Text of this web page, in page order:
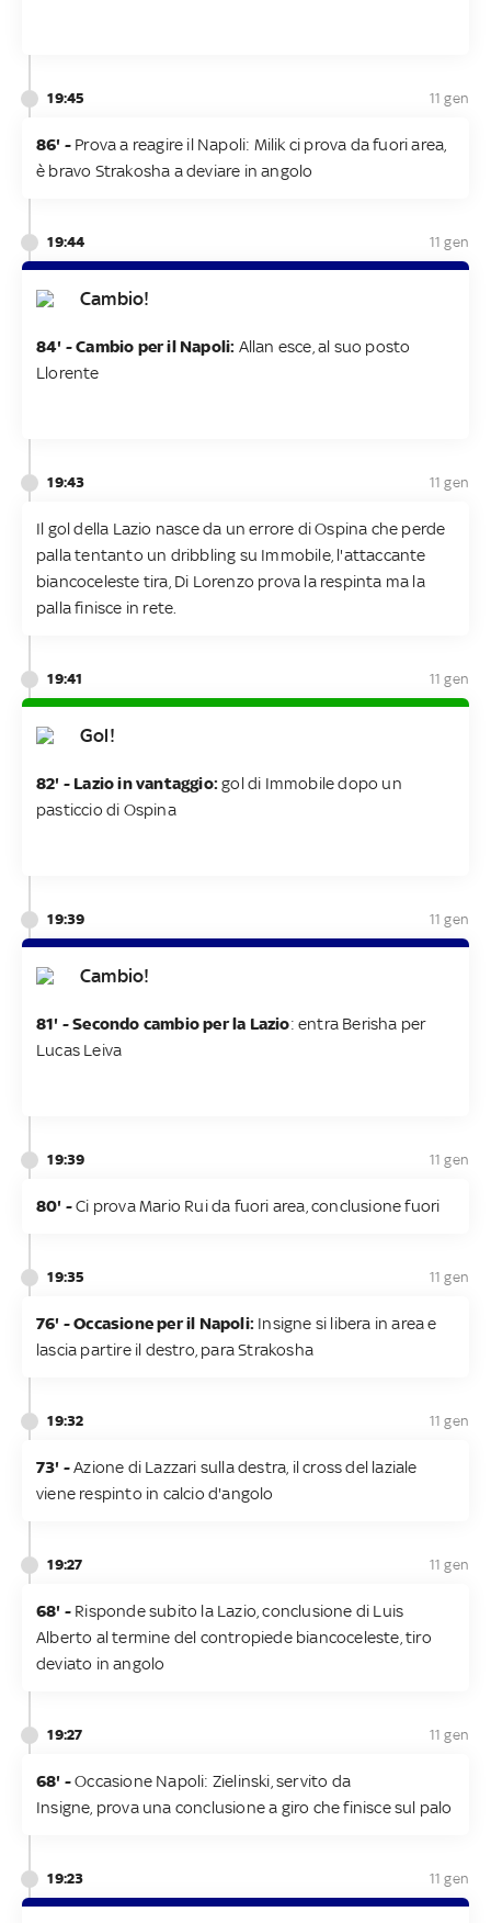
19:45 11 gen
86' - Prova a reagire il Napoli: Milik ci prova da fuori area,
è bravo Strakosha a deviare in angolo
19:44 11 gen
Cambio!
84' - Cambio per il Napoli: Allan esce, al suo posto
Llorente
19:43 11 gen
Il gol della Lazio nasce da un errore di Ospina che perde
palla tentanto un dribbling su Immobile, l'attaccante
biancoceleste tira, Di Lorenzo prova la respinta ma la
palla finisce in rete.
19:41 11 gen
Gol!
82' - Lazio in vantaggio: gol di Immobile dopo un
pasticcio di Ospina
19:39 11 gen
Cambio!
81' - Secondo cambio per la Lazio: entra Berisha per
Lucas Leiva
19:39 11 gen
80' -Ci prova Mario Rui da fuori area, conclusione fuori
19:35 11 gen
76' - Occasione per il Napoli: Insigne si libera in area e
lascia partire il destro, para Strakosha
19:32 11 gen
73' -Azione di Lazzari sulla destra, il cross del laziale
viene respinto in calcio d'angolo
19:27 11 gen
68' - Risponde subito la Lazio, conclusione di Luis
Alberto al termine del contropiede biancoceleste, tiro
deviato in angolo
19:27 11 gen
68' -Occasione Napoli: Zielinski, servito da
Insigne, prova una conclusione a giro che finisce sul palo
19:23 11 gen